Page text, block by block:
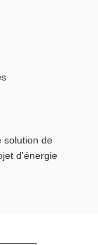
solution de
d'énergie